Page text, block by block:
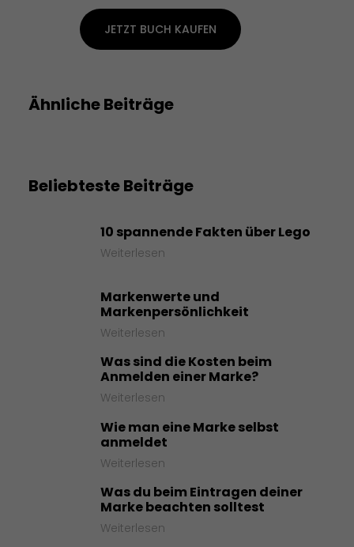
JETZT BUCH KAUFEN
Ähnliche Beiträge
Beliebteste Beiträge
10 spannende Fakten über Lego
Weiterlesen
Markenwerte und
Markenpersönlichkeit
Weiterlesen
Was sind die Kosten beim
Anmelden einer Marke?
Weiterlesen
Wie man eine Marke selbst
anmeldet
Weiterlesen
Was du beim Eintragen deiner
Marke beachten solltest
Weiterlesen